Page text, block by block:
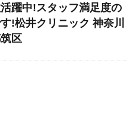
躍中!スタッフ満足度の
!松井クリニック 神奈川
区